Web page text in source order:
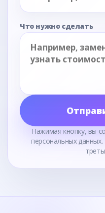
Что нужно сделать
Нажимая кнопку, вы
персональных